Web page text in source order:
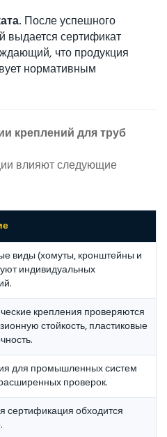
После успешного
выдается сертификат
что продукция
нормативным
креплений для труб
влияют следующие
виды (хомуты, кронштейны и
индивидуальных
крепления проверяются
стойкость, пластиковые
для промышленных систем
проверок.
сертификация обходится